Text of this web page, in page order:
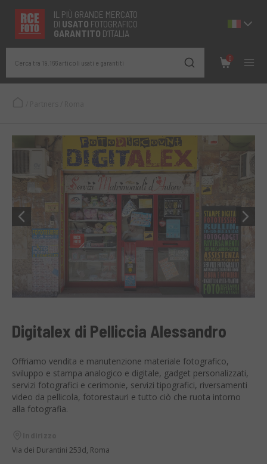
IL PIÙ GRANDE MERCATO
DI USATO FOTOGRAFICO
GARANTITO D’ITALIA
Cerca tra 19.166 articoli usati e garantiti
0
Digitalex di Pelliccia Alessandro
Offriamo vendita e manutenzione materiale fotografico,
sviluppo e stampa analogico e digitale, gadget personalizzati,
servizi fotografici e cerimonie, servizi tipografici, riversamenti
video da pellicola, fotorestauri e tutto ciò che ruota intorno
alla fotografia.
Via dei Durantini 253d, Roma